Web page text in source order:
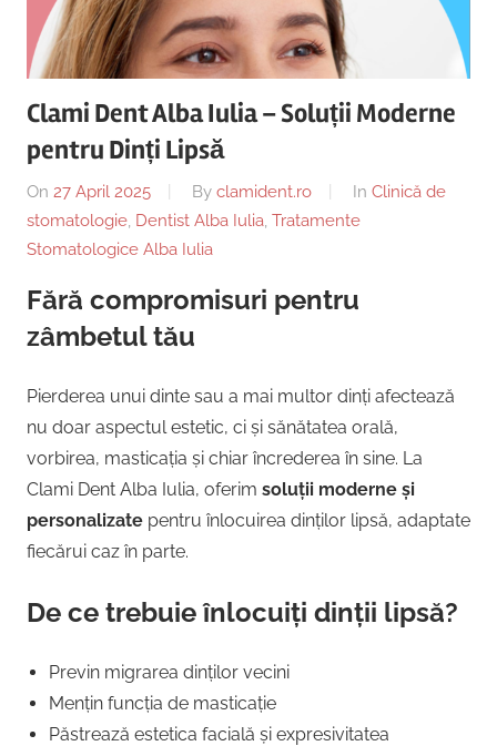
|
Centru
Implantologie
Copii,
Dentist,
Strada
Lăncrănjan
19,
510218,
România
+40754463365
Clami Dent Alba Iulia – Soluții Moderne
pentru Dinți Lipsă
On 27 April 2025 By clamident.ro In Clinică de
stomatologie Dentist Alba Iulia Tratamente
Stomatologice Alba Iulia
Fără compromisuri pentru
zâmbetul tău
Pierderea unui dinte sau a mai multor dinți afectează
nu doar aspectul estetic, ci și sănătatea orală,
vorbirea, masticația și chiar încrederea în sine. La
Clami Dent Alba Iulia, oferim soluții moderne și
personalizate pentru înlocuirea dinților lipsă, adaptate
fiecărui caz în parte.
De ce trebuie înlocuiți dinții lipsă?
Previn migrarea dinților vecini
Mențin funcția de masticație
Păstrează estetica facială și expresivitatea